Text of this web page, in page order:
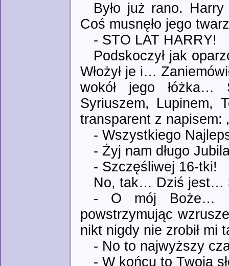
Było już rano.
Coś musnęło jego
- STO LAT HARRY!
Podskoczył jak
Włożył je i…
wokół jego łóżka…
Syriuszem, Lupinem,
transparent z napisem:
- Wszystkiego
- Żyj nam długo
- Szczęśliwej 16-tki!
No, tak… Dziś jest…
- O mój Boże…
powstrzymując
nikt nigdy nie zrobił
- No to najwyższy
- W końcu to Twoja